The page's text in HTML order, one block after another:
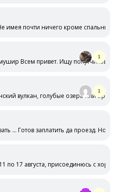
имея почти ничего кроме
Всем привет. Ищу попутчиков
1
вулкан, голубые озера или
1
… Готов заплатить да проезд.
по 17 августа, присоединюсь с